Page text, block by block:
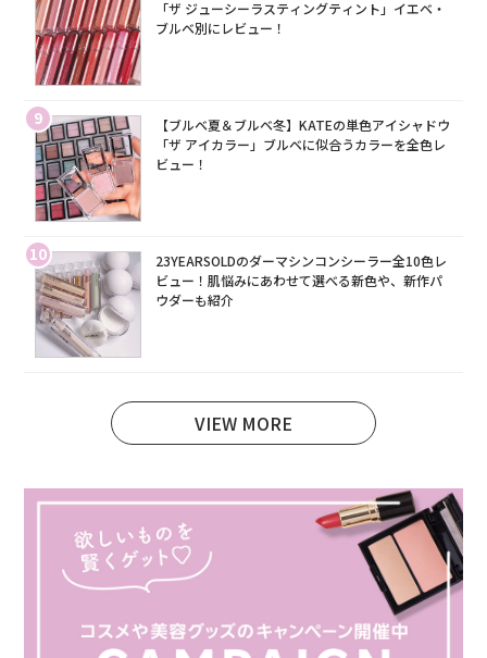
「ザ ジューシーラスティングティント」イエベ・
ブルベ別にレビュー！
9
【ブルベ夏＆ブルベ冬】KATEの単色アイシャドウ
「ザ アイカラー」ブルベに似合うカラーを全色レ
ビュー！
10
23YEARSOLDのダーマシンコンシーラー全10色レ
ビュー！肌悩みにあわせて選べる新色や、新作パ
ウダーも紹介
VIEW MORE